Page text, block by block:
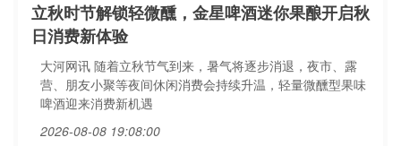
立秋时节解锁轻微醺，金星啤酒迷你果酿开启秋
日消费新体验
大河网讯 随着立秋节气到来，暑气将逐步消退，夜市、露
营、朋友小聚等夜间休闲消费会持续升温，轻量微醺型果味
啤酒迎来消费新机遇
2026-08-08 19:08:00